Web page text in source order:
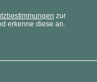
zur
erkenne diese an.